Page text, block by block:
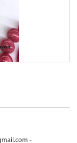
-